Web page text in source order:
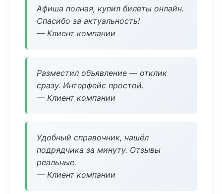
Афиша полная, купил билеты онлайн.
Спасибо за актуальность!
— Клиент компании
Разместил объявление — отклик
сразу. Интерфейс простой.
— Клиент компании
Удобный справочник, нашёл
подрядчика за минуту. Отзывы
реальные.
— Клиент компании